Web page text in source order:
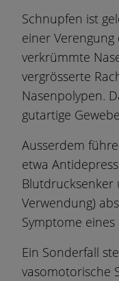
Schnupfen ist
einer
verkrümmte
vergrösserte
Nasenpolypen.
gutartige
Ausserdem
etwa
Blutdrucksenker
Verwendung)
Symptome eines
Ein Sonderfall
vasomotorische